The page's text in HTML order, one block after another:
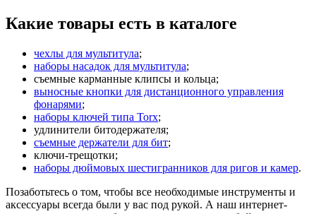
Какие товары есть в каталоге
чехлы для мультитула;
наборы насадок для мультитула;
съемные карманные клипсы и кольца;
выносные кнопки для дистанционного управления
фонарями;
наборы ключей типа Torx;
удлинители битодержателя;
съемные держатели для бит;
ключи-трещотки;
наборы дюймовых шестигранников для ригов и камер.
Позаботьтесь о том, чтобы все необходимые инструменты и
аксессуары всегда были у вас под рукой. А наш интернет-